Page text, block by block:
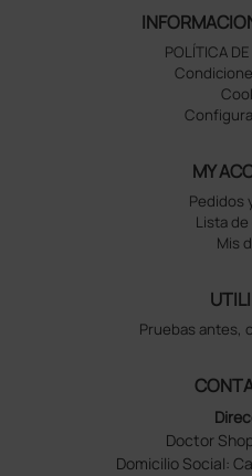
POLÍTICA
MY
Pedidos
Lista
Mis
Pruebas antes,
Doctor
Domicilio Social: